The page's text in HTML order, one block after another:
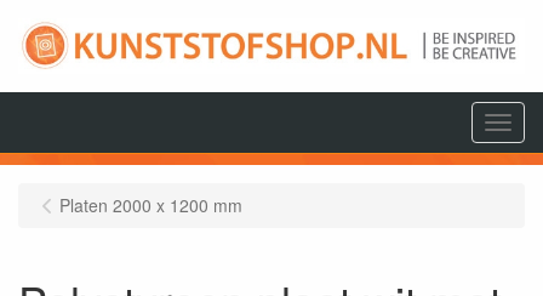
Menu
Platen 2000 x 1200 mm